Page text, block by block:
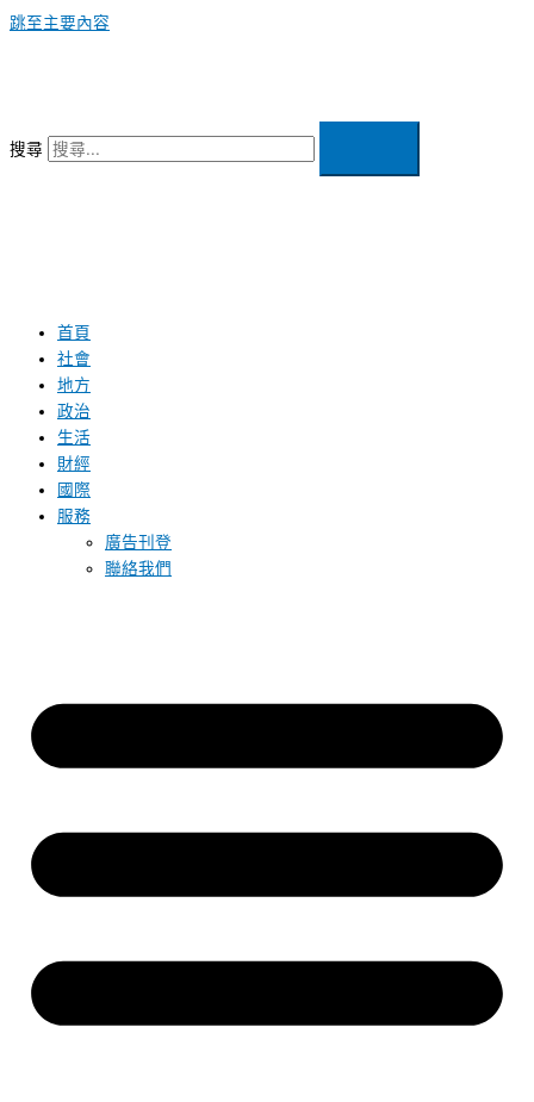
跳至主要內容
搜尋
首頁
社會
地方
政治
生活
財經
國際
服務
廣告刊登
聯絡我們